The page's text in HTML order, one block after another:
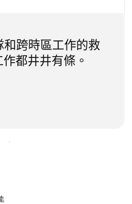
和跨時區工作的救
都井井有條。